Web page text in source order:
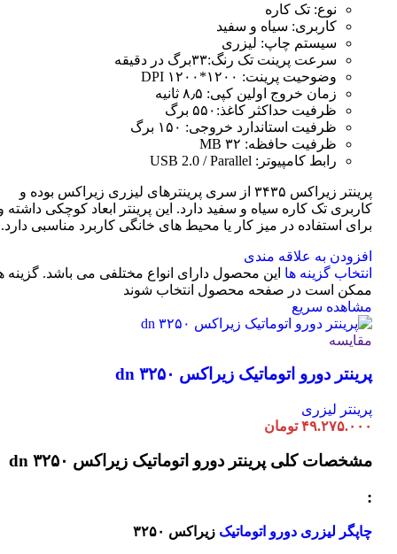
نوع: تک کاره
کاربری: سیاه و سفید
سیستم چاپ: لیزری
سرعت پرینت تک رنگ:۳۳برگ در دقیقه
وضوحیت پرینت: ۱۲۰۰*۱۲۰۰ DPI
زمان خروج اولین کپی: ۸٫۵ ثانیه
ظرفیت حداکثر کاغذ:۵۵۰ برگ
ظرفیت استاندارد خروجی: ۱۵۰ برگ
ظرفیت حافظه: ۳۲ MB
رابط کامپیوتر: USB 2.0 / Parallel
پرینتر زیراکس ۳۴۳۵ از سری پرینترهای لیزری زیراکس بوده و
کاربری تک کاره سیاه و سفید دارد. این پرینتر ابعاد کوچکی داشته
برای استفاده در میز کار یا محیط های خانگی کاربرد مناسبی دارد.
افزودن به علاقه مندی
انتخاب گزینه ها این محصول دارای انواع مختلفی می باشد. گزینه
ممکن است در صفحه محصول انتخاب شوند
مشاهده سریع
مقایسه
پرینتر دورو اتوماتیک زیراکس dn ۳۲۵۰
پرینتر لیزری
۴۹.۲۷۵.۰۰۰ تومان
مشخصات کلی پرینتر دورو اتوماتیک زیراکس dn ۳۲۵۰
:
چاپگر لیزری دورو اتوماتیک زیراکس ۳۲۵۰